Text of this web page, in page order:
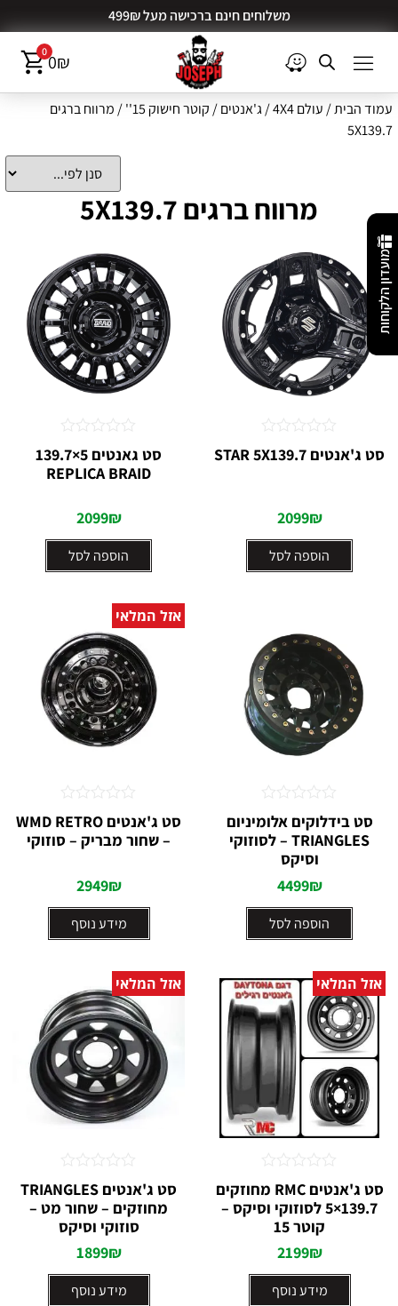
משלוחים חינם ברכישה מעל 499₪
0 0₪
מועדון הלקוחות
עמוד הבית/ עולם 4X4 /ג'אנטים/ קוטר חישוק 15''
/ מרווח ברגים
5X139.7
מרווח ברגים 5X139.7
סט ג'אנטים STAR 5X139.7
2099₪
הוספה לסל
0
סט גאנטים 5×139.7
REPLICA BRAID
2099₪
הוספה לסל
0
מתוך
סט בידלוקים אלומיניום
TRIANGLES – לסוזוקי
וסיקס⁩
4499₪
הוספה לסל
0
מתוך
אזל המלאי
סט ג'אנטים WMD RETRO
– שחור מבריק – סוזוקי
2949₪
מידע נוסף
0
מתוך
אזל המלאי
סט ג'אנטים RMC מחוזקים
139.7×5 לסוזוקי וסיקס –
קוטר 15
2199₪
מידע נוסף
0
מתוך
אזל המלאי
סט ג'אנטים TRIANGLES
מחוזקים – שחור מט –
סוזוקי וסיקס
1899₪
מידע נוסף
0
מתוך
5